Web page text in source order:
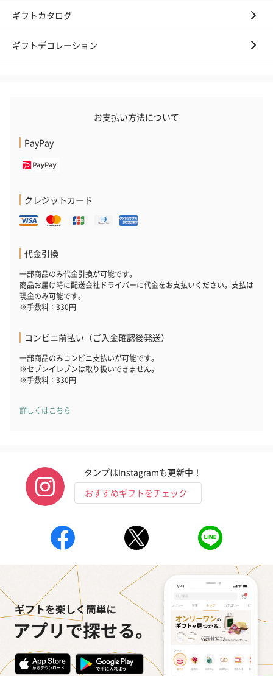
す。
のオイル漬（981円）
ギフトカタログ
ギフトデコレーション
お支払い方法について
PayPay
クレジットカード
代金引換
一部商品のみ代金引換が可能です。
商品お届け時に配送会社ドライバーに代金をお支払いください。支払は
現金のみ可能です。
※手数料：330円
コンビニ前払い（ご入金確認後発送）
一部商品のみコンビニ支払いが可能です。
※セブンイレブンは取り扱いできません。
※手数料：330円
詳しくはこちら
タンプはInstagramも更新中！
おすすめギフトをチェック